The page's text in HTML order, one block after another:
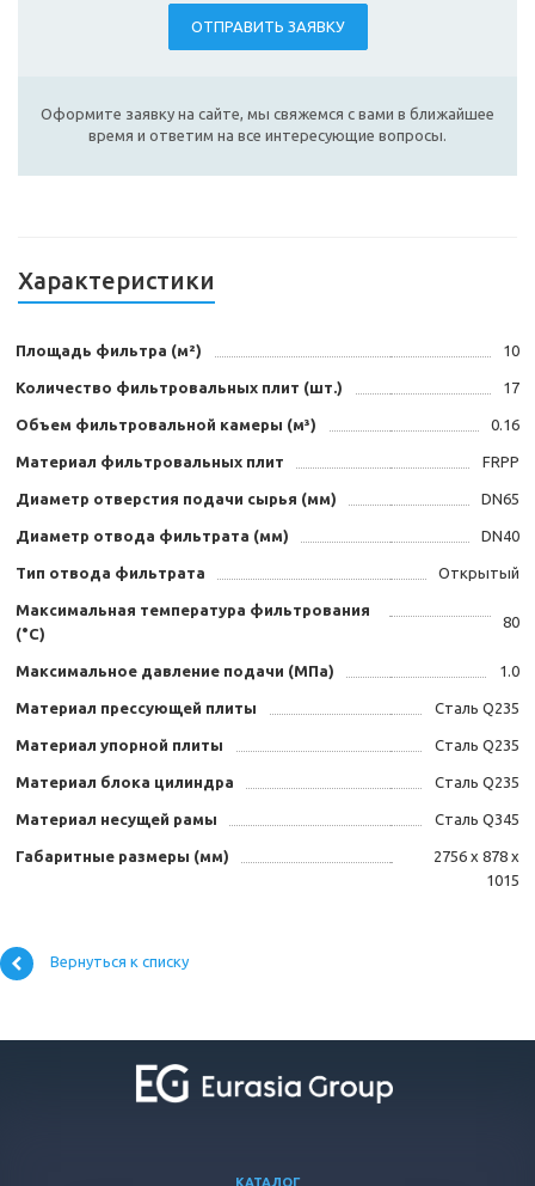
ОТПРАВИТЬ ЗАЯВКУ
Оформите заявку на сайте, мы свяжемся с вами в ближайшее
время и ответим на все интересующие вопросы.
Характеристики
Площадь фильтра (м²) 10
Количество фильтровальных плит (шт.) 17
Объем фильтровальной камеры (м³) 0.16
Материал фильтровальных плит FRPP
Диаметр отверстия подачи сырья (мм) DN65
Диаметр отвода фильтрата (мм) DN40
Тип отвода фильтрата Открытый
Максимальная температура фильтрования
(°C)
80
Максимальное давление подачи (МПа) 1.0
Материал прессующей плиты Сталь Q235
Материал упорной плиты Сталь Q235
Материал блока цилиндра Сталь Q235
Материал несущей рамы Сталь Q345
Габаритные размеры (мм)
2756 х 878 х
1015
Вернуться к списку
КАТАЛОГ